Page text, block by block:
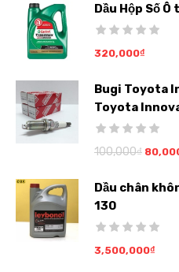
Dầu Hộp Số
320,000₫
Bugi Toyota
Toyota
100,000₫
Dầu chân
130
3,500,000₫